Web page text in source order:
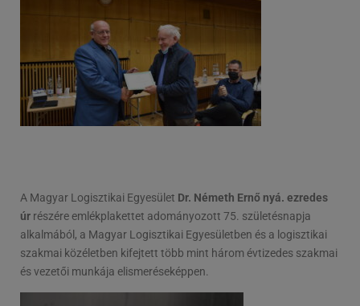
A Magyar Logisztikai Egyesület Dr. Németh Ernő nyá. ezredes
úr részére emlékplakettet adományozott 75. születésnapja
alkalmából, a Magyar Logisztikai Egyesületben és a logisztikai
szakmai közéletben kifejtett több mint három évtizedes szakmai
és vezetői munkája elismeréseképpen.